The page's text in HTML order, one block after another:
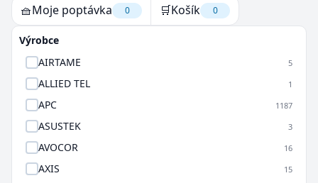
🧺Moje poptávka 0 🛒Košík 0
Výrobce
AIRTAME
5
ALLIED TEL 1
APC 1187
ASUSTEK 3
AVOCOR 16
AXIS 15